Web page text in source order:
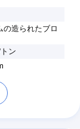
の造られたブロ
ン